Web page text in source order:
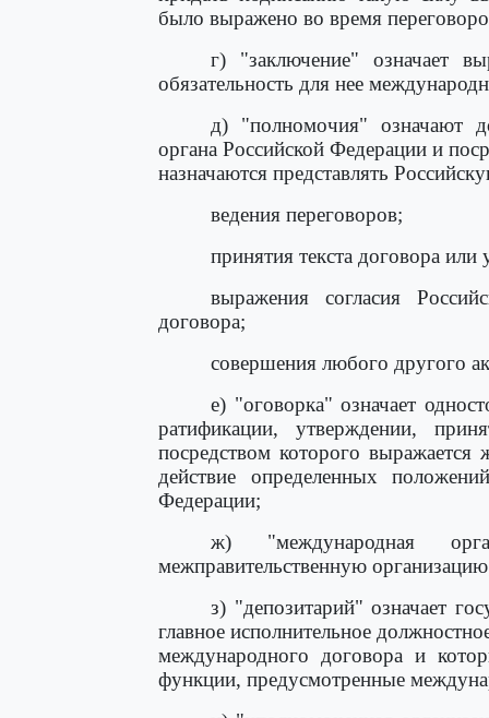
было выражено во время
г) "заключение" означает
обязательность для нее
д) "полномочия" означают
органа Российской Федерации и
назначаются представлять
ведения переговоров;
принятия текста договора или
выражения согласия
договора;
совершения любого другого
е) "оговорка" означает
ратификации, утверждении,
посредством которого
действие определенных
Федерации;
ж) "международная
межправительственную
з) "депозитарий" означает
главное исполнительное
международного договора и
функции, предусмотренные